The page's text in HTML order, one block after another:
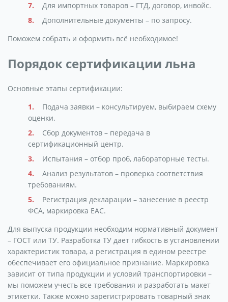
Для импортных товаров – ГТД, договор, инвойс.
Дополнительные документы – по запросу.
Поможем собрать и оформить всё необходимое!
Порядок сертификации льна
Основные этапы сертификации:
Подача заявки – консультируем, выбираем схему
оценки.
Сбор документов – передача в
сертификационный центр.
Испытания – отбор проб, лабораторные тесты.
Анализ результатов – проверка соответствия
требованиям.
Регистрация декларации – занесение в реестр
ФСА, маркировка ЕАС.
Для выпуска продукции необходим нормативный документ
– ГОСТ или ТУ. Разработка ТУ дает гибкость в установлении
характеристик товара, а регистрация в едином реестре
обеспечивает его официальное признание. Маркировка
зависит от типа продукции и условий транспортировки –
мы поможем учесть все требования и разработать макет
этикетки. Также можно зарегистрировать товарный знак